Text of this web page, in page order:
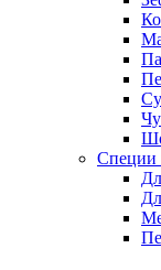
Специи